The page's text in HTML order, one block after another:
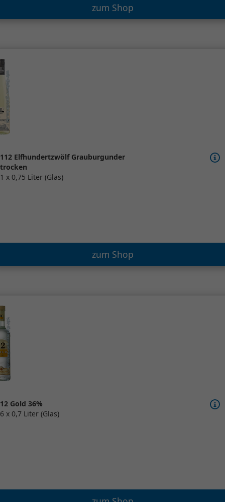
zum Shop
112 Elfhundertzwölf Grauburgunder
trocken
1 x 0,75 Liter (Glas)
zum Shop
12 Gold 36%
6 x 0,7 Liter (Glas)